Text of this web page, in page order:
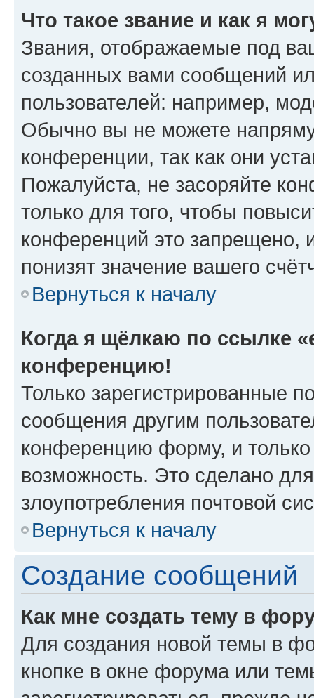
Что такое звание и как я
Звания, отображаемые под
созданных вами сообщений
пользователей: например,
Обычно вы не можете
конференции, так как они
Пожалуйста, не засоряйте
только для того, чтобы
конференций это запрещено,
понизят значение вашего
Вернуться к началу
Когда я щёлкаю по ссылке
конференцию!
Только зарегистрированные
сообщения другим
конференцию форму, и
возможность. Это сделано
злоупотребления почтовой
Вернуться к началу
Создание сообщений
Как мне создать тему в
Для создания новой темы в
кнопке в окне форума или